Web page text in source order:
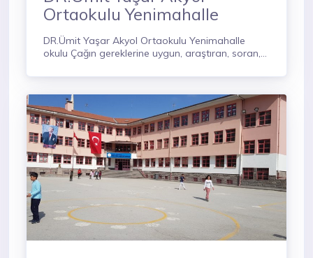
Ortaokulu Yenimahalle
DR.Ümit Yaşar Akyol Ortaokulu Yenimahalle
okulu Çağın gereklerine uygun, araştıran, soran,
ilke ve inkılaplarını benimsemiş, her fırsatta
bir kurumdur